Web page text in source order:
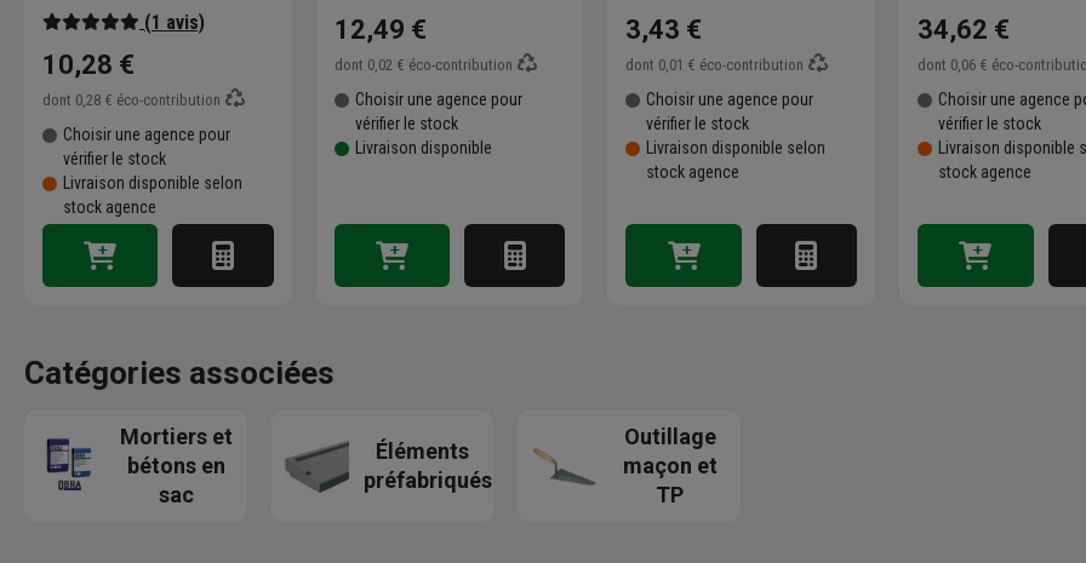
(1 avis)
10,28 €
dont 0,28 € éco-contribution
Choisir une agence pour
vérifier le stock
Livraison disponible selon
stock agence
12,49 €
dont 0,02 € éco-contribution
Choisir une agence pour
vérifier le stock
Livraison disponible
3,43 €
dont 0,01 € éco-contribution
Choisir une agence pour
vérifier le stock
Livraison disponible selon
stock agence
34,62 €
dont 0,06 € éco-
Choisir une agence
vérifier le stock
Livraison disponible
stock agence
Catégories associées
Mortiers et
bétons en
sac
Éléments
préfabriqués
Outillage
maçon et
TP